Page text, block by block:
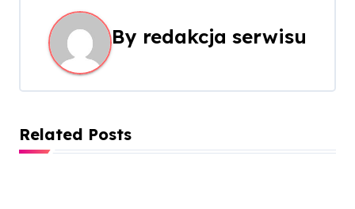
a
c
a
By redakcja serwisu
Related Posts